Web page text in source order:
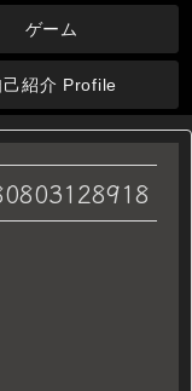
ゲーム
己紹介 Profile